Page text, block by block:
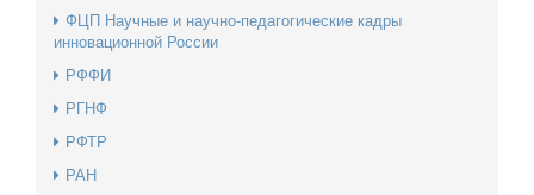
ФЦП Научные и научно-педагогические кадры
инновационной России
РФФИ
РГНФ
РФТР
РАН